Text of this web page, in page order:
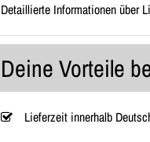
Detaillierte Informationen über
Deine Vorteile
Lieferzeit innerhalb